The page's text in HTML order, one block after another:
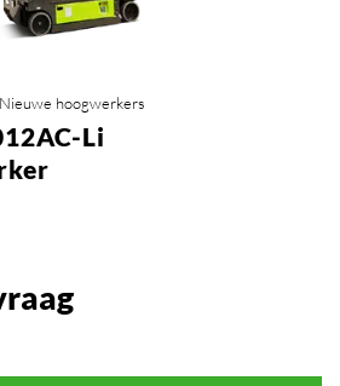
Nieuwe hoogwerkers
Li
aantal